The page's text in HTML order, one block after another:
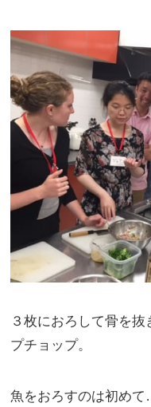
３枚におろして骨を
プチョップ。
魚をおろすのは初めて